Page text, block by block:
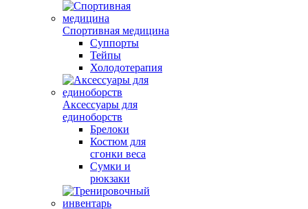
Спортивная медицина
Суппорты
Тейпы
Холодотерапия
Аксессуары для
единоборств
Брелоки
Костюм для
сгонки веса
Сумки и
рюкзаки